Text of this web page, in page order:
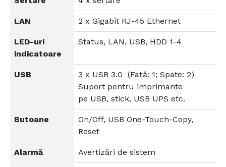
LAN 2 x Gigabit RJ-45 Ethernet
LED-uri
indicatoare
Status, LAN, USB, HDD 1-4
USB
3 x USB 3.0 (Față: 1; Spate: 2)
Suport pentru imprimante
pe USB, stick, USB UPS etc.
Butoane
On/Off, USB One-Touch-Copy,
Reset
Alarmă Avertizări de sistem